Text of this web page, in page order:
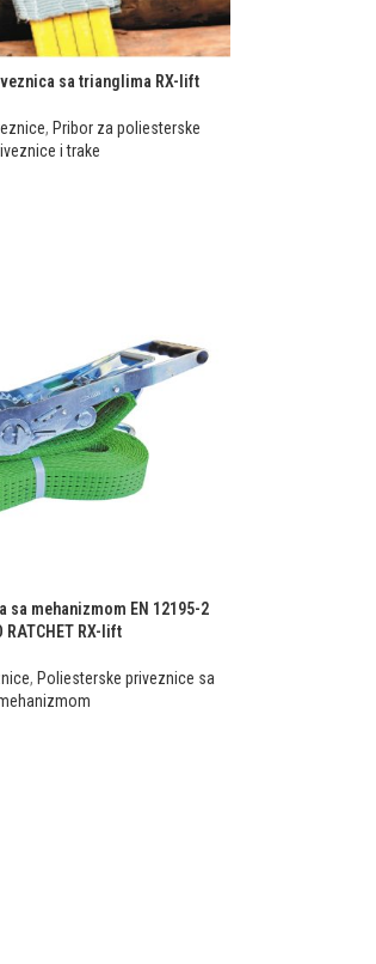
sa trianglima RX-lift
, Pribor za poliesterske
i trake
sa mehanizmom EN 12195-2
RATCHET RX-lift
,Poliesterske priveznice sa